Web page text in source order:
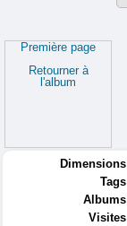
Première page
Retourner à
l'album
Dimensions
Tags
Albums
Visites